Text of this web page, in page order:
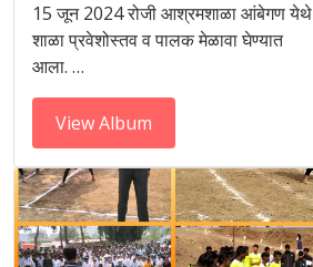
15 जून 2024 रोजी आश्रमशाळा आंबेगण येथे
शाळा प्रवेशोस्तव व पालक मेळावा घेण्यात
आला. …
View Album